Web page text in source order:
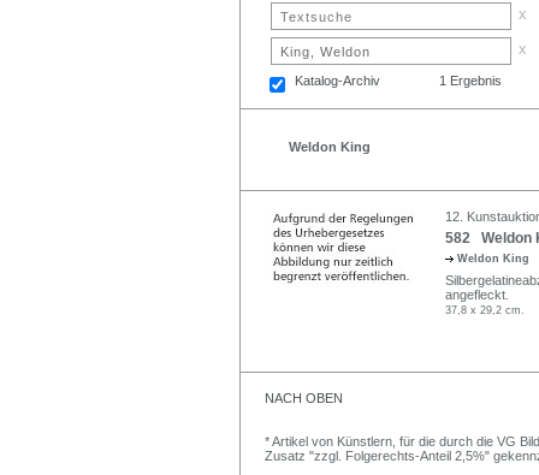
x
x
Katalog-Archiv 1 Ergebnis
Weldon King
12.
582 Weldon
Weldon King
angefleckt.
37,8 x 29,2 cm.
NACH OBEN
* Artikel von Künstlern, für die durch die VG
Zusatz "zzgl. Folgerechts-Anteil 2,5%"